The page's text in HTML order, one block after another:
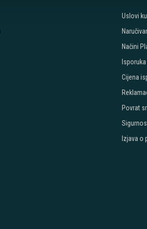
Uslovi
Načini
Isporuka
Cijena
Povrat
Izjava o